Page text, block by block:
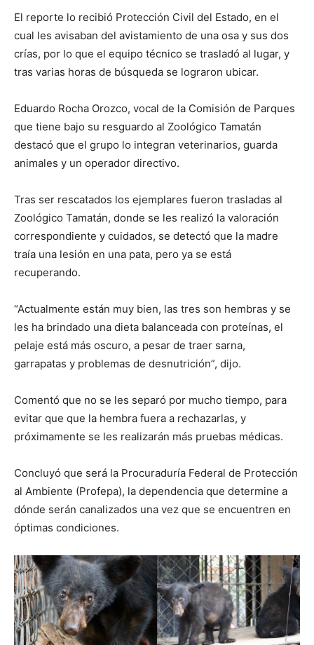
El reporte lo recibió Protección Civil del Estado, en el
cual les avisaban del avistamiento de una osa y sus dos
crías, por lo que el equipo técnico se trasladó al lugar, y
tras varias horas de búsqueda se lograron ubicar.
Eduardo Rocha Orozco, vocal de la Comisión de Parques
que tiene bajo su resguardo al Zoológico Tamatán
destacó que el grupo lo integran veterinarios, guarda
animales y un operador directivo.
Tras ser rescatados los ejemplares fueron trasladas al
Zoológico Tamatán, donde se les realizó la valoración
correspondiente y cuidados, se detectó que la madre
traía una lesión en una pata, pero ya se está
recuperando.
“Actualmente están muy bien, las tres son hembras y se
les ha brindado una dieta balanceada con proteínas, el
pelaje está más oscuro, a pesar de traer sarna,
garrapatas y problemas de desnutrición”, dijo.
Comentó que no se les separó por mucho tiempo, para
evitar que que la hembra fuera a rechazarlas, y
próximamente se les realizarán más pruebas médicas.
Concluyó que será la Procuraduría Federal de Protección
al Ambiente (Profepa), la dependencia que determine a
dónde serán canalizados una vez que se encuentren en
óptimas condiciones.